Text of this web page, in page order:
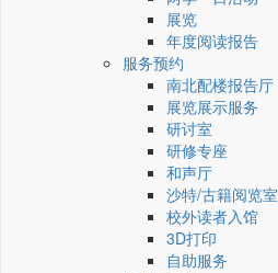
展览
年度阅读报告
服务预约
南北配楼报告厅
展览展示服务
研讨室
研修专座
和声厅
沙特/古籍阅览室
校外读者入馆
3D打印
自助服务